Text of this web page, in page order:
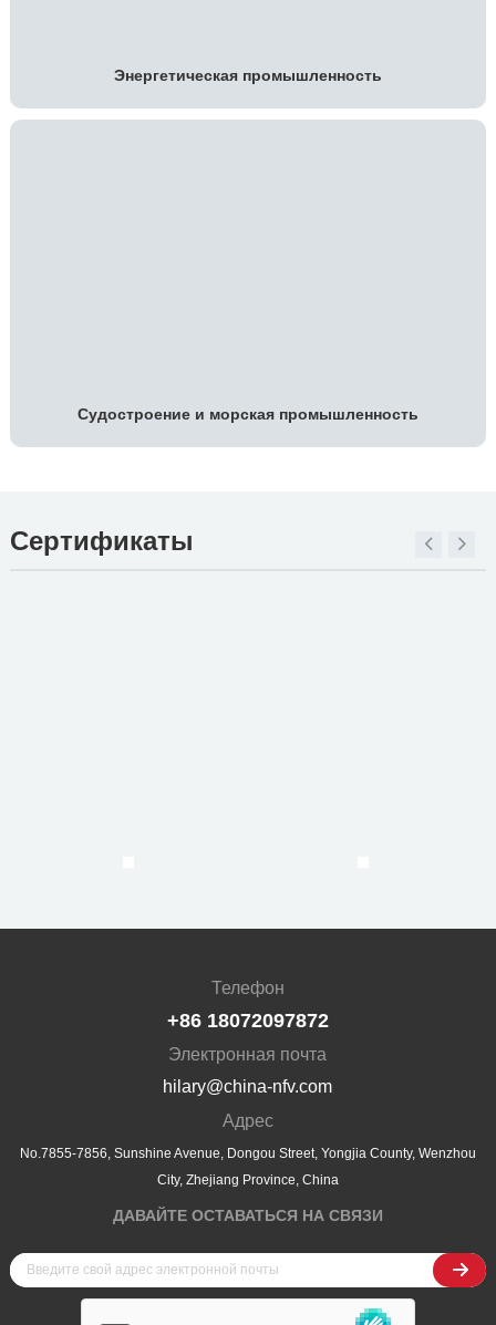
Энергетическая промышленность
Судостроение и морская промышленность
Сертификаты
Телефон
+86 18072097872
Электронная почта
hilary@china-nfv.com
Адрес
No.7855-7856, Sunshine Avenue, Dongou Street, Yongjia County, Wenzhou
City, Zhejiang Province, China
ДАВАЙТЕ ОСТАВАТЬСЯ НА СВЯЗИ